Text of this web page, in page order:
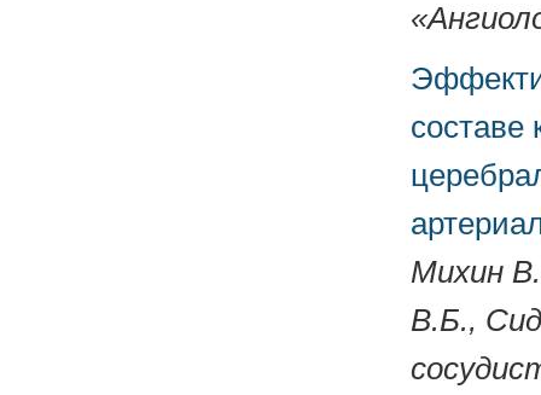
составе
Михин
В.Б.,